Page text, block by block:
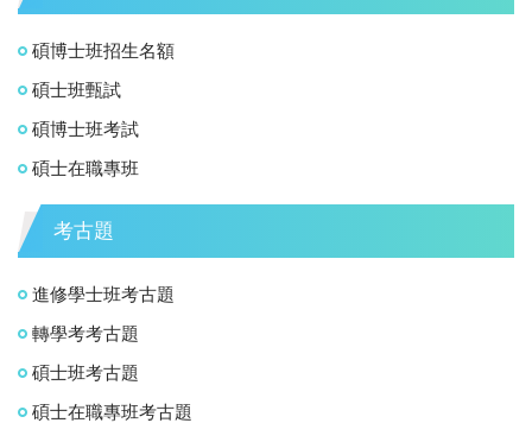
碩博士班招生名額
碩士班甄試
碩博士班考試
碩士在職專班
考古題
進修學士班考古題
轉學考考古題
碩士班考古題
碩士在職專班考古題